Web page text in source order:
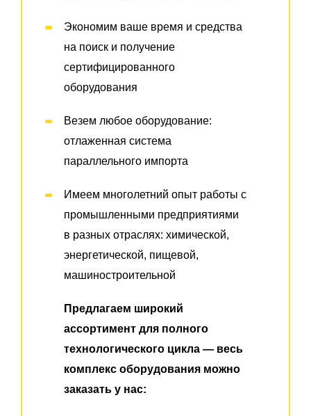
Экономим ваше время и средства
на поиск и получение
сертифицированного
оборудования
Везем любое оборудование:
отлаженная система
параллельного импорта
Имеем многолетний опыт работы с
промышленными предприятиями
в разных отраслях: химической,
энергетической, пищевой,
машиностроительной
Предлагаем широкий
ассортимент для полного
технологического цикла — весь
комплекс оборудования можно
заказать у нас: